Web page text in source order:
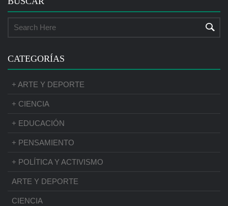
CATEGORÍAS
+ ARTE Y DEPORTE
+ CIENCIA
+ EDUCACIÓN
+ PENSAMIENTO
+ POLÍTICA Y ACTIVISMO
ARTE Y DEPORTE
CIENCIA